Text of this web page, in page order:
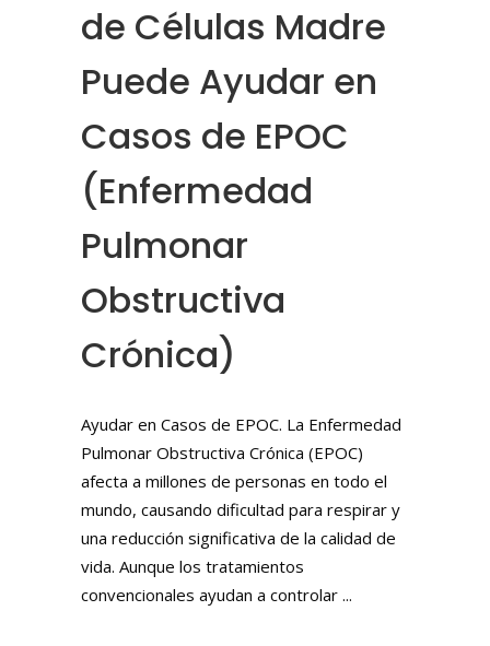
de Células Madre
Puede Ayudar en
Casos de EPOC
(Enfermedad
Pulmonar
Obstructiva
Crónica)
Ayudar en Casos de EPOC. La Enfermedad
Pulmonar Obstructiva Crónica (EPOC)
afecta a millones de personas en todo el
mundo, causando dificultad para respirar y
una reducción significativa de la calidad de
vida. Aunque los tratamientos
convencionales ayudan a controlar